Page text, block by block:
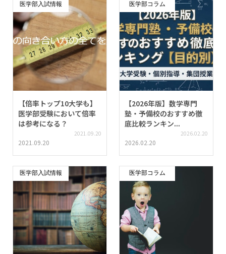
医学部入試情報
【倍率トップ10大学も】
医学部受験において倍率
は参考になる？
2021.09.20
2021.09.20
医学部コラム
【2026年版】数学専門
塾・予備校のおすすめ徹
底比較ランキン...
2026.02.20
2026.02.20
医学部入試情報 医学部コラム